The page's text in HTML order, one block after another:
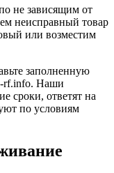
не зависящим от
неисправный товар
или возместим
заполненную
rf.info. Наши
сроки, ответят на
по условиям